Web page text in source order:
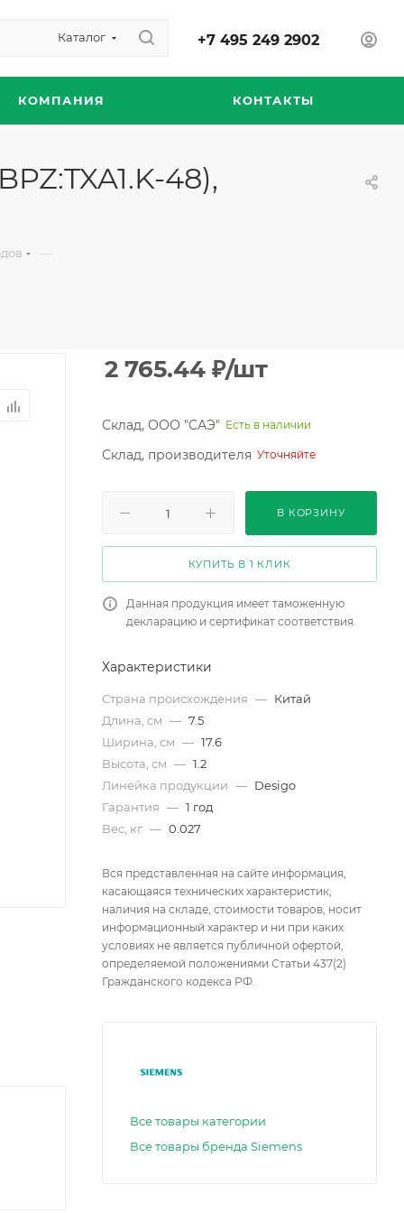
Каталог +7 495 249 2902
КОМПАНИЯ КОНТАКТЫ
48),
—
2 765.44 ₽/шт
Склад, ООО "САЭ" Есть в наличии
Склад, производителя Уточняйте
В КОРЗИНУ
КУПИТЬ В 1 КЛИК
Данная продукция имеет таможенную
декларацию и сертификат соответствия.
Характеристики
Страна происхождения — Китай
Длина, см — 7.5
Ширина, см — 17.6
Высота, см — 1.2
Линейка продукции — Desigo
Гарантия — 1 год
Вес, кг — 0.027
Вся представленная на сайте информация,
касающаяся технических характеристик,
наличия на складе, стоимости товаров, носит
информационный характер и ни при каких
условиях не является публичной офертой,
определяемой положениями Статьи 437(2)
Гражданского кодекса РФ.
Все товары категории
Все товары бренда Siemens